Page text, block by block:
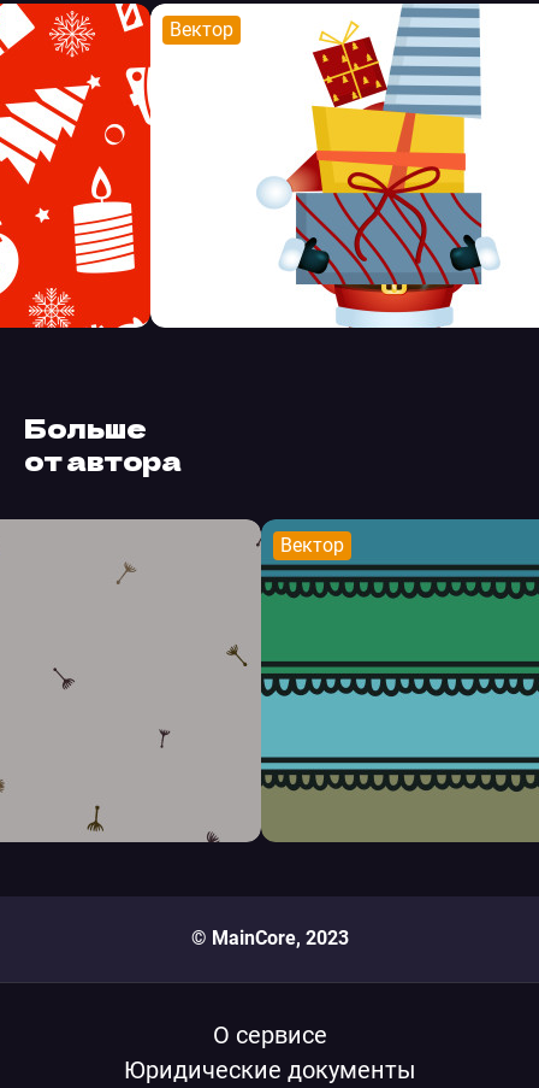
Вектор
Больше
от автора
Вектор
© MainCore, 2023
О сервисе
Юридические документы